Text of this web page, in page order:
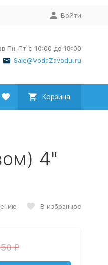
Войти
Пн-Пт с 10:00 до 18:00
Sale@VodaZavodu.ru
Корзина
4"
В избранное
₽